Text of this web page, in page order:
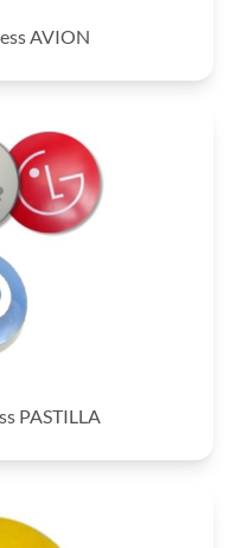
AVION
PASTILLA